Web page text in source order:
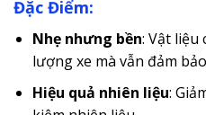
Đặc Điểm:
Nhẹ nhưng bền: Vật
lượng xe mà vẫn đảm
Hiệu quả nhiên liệu: